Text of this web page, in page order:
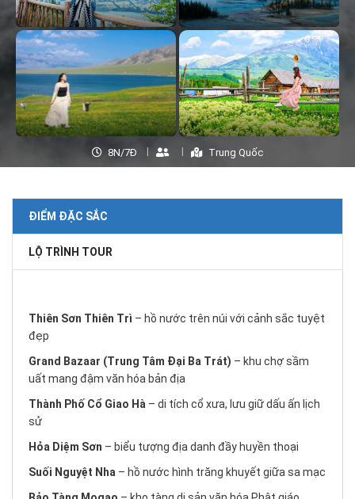
8N/7Đ Trung Quốc
ĐIỂM ĐẶC SẮC
LỘ TRÌNH TOUR
Thiên Sơn Thiên Trì – hồ nước trên núi với cảnh sắc tuyệt
đẹp
Grand Bazaar (Trung Tâm Đại Ba Trát) – khu chợ sầm
uất mang đậm văn hóa bản địa
Thành Phố Cổ Giao Hà – di tích cổ xưa, lưu giữ dấu ấn lịch
sử
Hỏa Diệm Sơn – biểu tượng địa danh đầy huyền thoại
Suối Nguyệt Nha – hồ nước hình trăng khuyết giữa sa mạc